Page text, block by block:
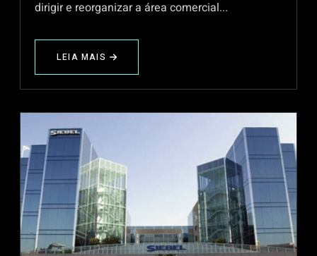
dirigir e reorganizar a área comercial...
LEIA MAIS
ABOUT
LIDERANDO
A
COMERCIAL
DE
UMA
EMPRESA
GLOBAL
DE
BANCO
DE
DADOS
E
SOLUÇÕES
EMPRESARIAIS